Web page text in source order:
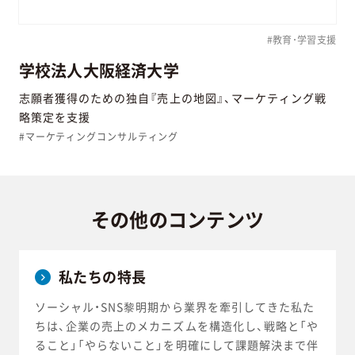
#教育･学習支援
学校法人大阪経済大学
志願者獲得のための独自『売上の地図』、マーケティング戦
略策定を支援
#マーケティングコンサルティング
その他のコンテンツ
私たちの特長
ソーシャル・SNS黎明期から業界を牽引してきた私た
ちは、企業の売上のメカニズムを構造化し、戦略と「や
ること」「やらないこと」を明確にして課題解決まで伴